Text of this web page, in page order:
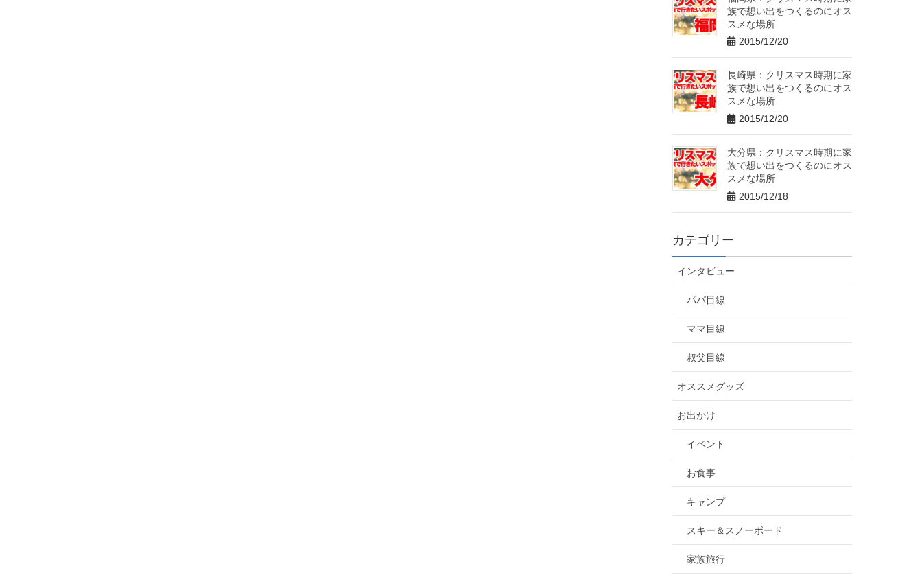
族で想い出をつくるのにオス
スメな場所
2015/12/20
長崎県：クリスマス時期に家
族で想い出をつくるのにオス
スメな場所
2015/12/20
大分県：クリスマス時期に家
族で想い出をつくるのにオス
スメな場所
2015/12/18
カテゴリー
インタビュー
パパ目線
ママ目線
叔父目線
オススメグッズ
お出かけ
イベント
お食事
キャンプ
スキー＆スノーボード
家族旅行